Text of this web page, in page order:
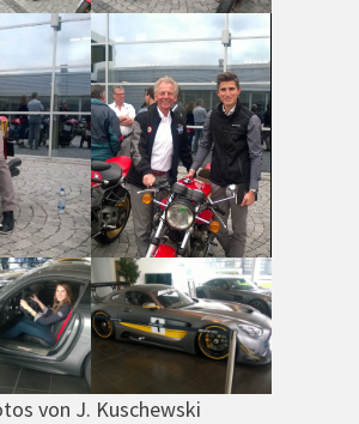
von J. Kuschewski